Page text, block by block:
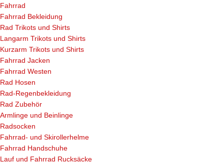
Fahrrad
Fahrrad Bekleidung
Rad Trikots und Shirts
Langarm Trikots und Shirts
Kurzarm Trikots und Shirts
Fahrrad Jacken
Fahrrad Westen
Rad Hosen
Rad-Regenbekleidung
Rad Zubehör
Armlinge und Beinlinge
Radsocken
Fahrrad- und Skirollerhelme
Fahrrad Handschuhe
Lauf und Fahrrad Rucksäcke